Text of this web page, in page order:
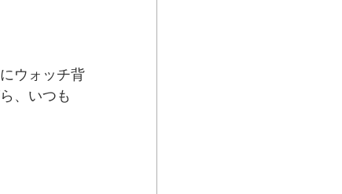
ウォッチ背
、いつも